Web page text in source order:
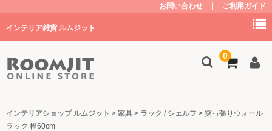
お問い合わせ ご利用ガイド
インテリア雑貨 ルムジット
0
トップ
インテリアショップ ルムジット > 家具 > ラック / シェルフ > 突っ張りウォール
ラック 幅60cm